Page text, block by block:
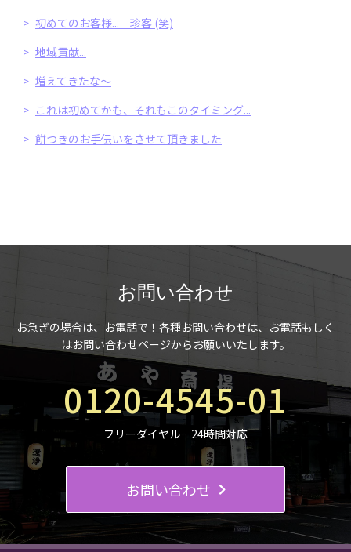
初めてのお客様... 珍客 (笑)
地域貢献...
増えてきたな～
これは初めてかも、それもこのタイミング...
餅つきのお手伝いをさせて頂きました
お問い合わせ
お急ぎの場合は、お電話で！ 各種お問い合わせは、お電話もしく
はお問い合わせページからお願いいたします。
0120-4545-01
フリーダイヤル 24時間対応
お問い合わせ